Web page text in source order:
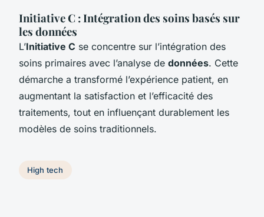
Initiative C : Intégration des soins basés sur
les données
L’Initiative C se concentre sur l’intégration des
soins primaires avec l’analyse de données. Cette
démarche a transformé l’expérience patient, en
augmentant la satisfaction et l’efficacité des
traitements, tout en influençant durablement les
modèles de soins traditionnels.
High tech